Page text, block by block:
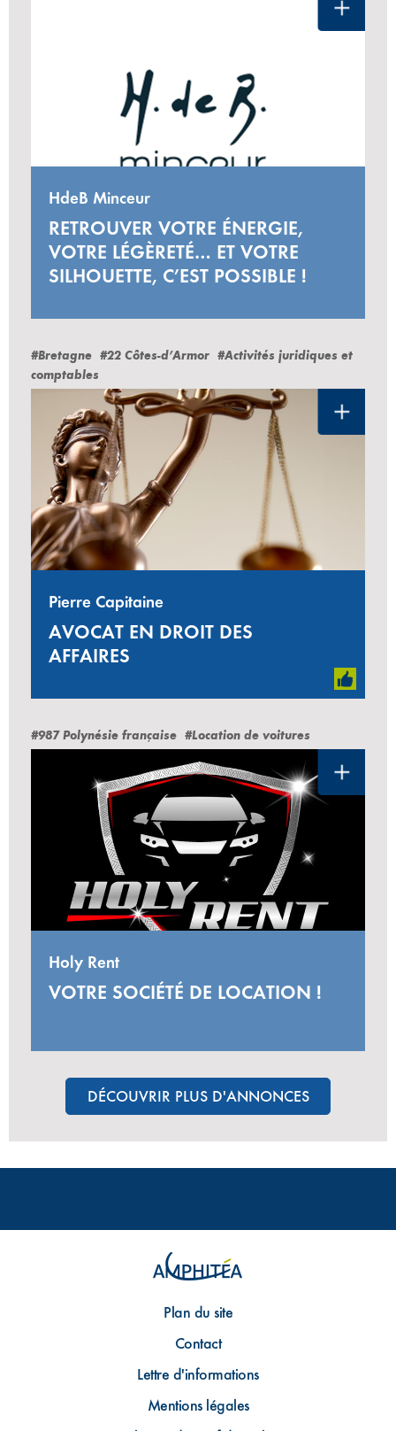
HdeB Minceur
RETROUVER VOTRE ÉNERGIE,
VOTRE LÉGÈRETÉ… ET VOTRE
SILHOUETTE, C’EST POSSIBLE !
#Bretagne #22 Côtes-d’Armor #Activités juridiques et
comptables
Pierre Capitaine
AVOCAT EN DROIT DES
AFFAIRES
#987 Polynésie française #Location de voitures
Holy Rent
VOTRE SOCIÉTÉ DE LOCATION !
DÉCOUVRIR PLUS D'ANNONCES
Plan du site
Contact
Lettre d'informations
Mentions légales